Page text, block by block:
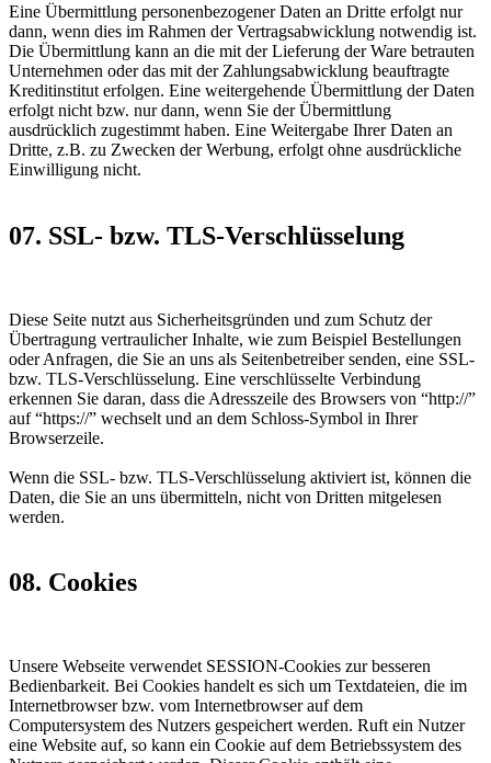
Eine Übermittlung personenbezogener Daten an Dritte erfolgt nur
dann, wenn dies im Rahmen der Vertragsabwicklung notwendig ist.
Die Übermittlung kann an die mit der Lieferung der Ware betrauten
Unternehmen oder das mit der Zahlungsabwicklung beauftragte
Kreditinstitut erfolgen. Eine weitergehende Übermittlung der Daten
erfolgt nicht bzw. nur dann, wenn Sie der Übermittlung
ausdrücklich zugestimmt haben. Eine Weitergabe Ihrer Daten an
Dritte, z.B. zu Zwecken der Werbung, erfolgt ohne ausdrückliche
Einwilligung nicht.
07. SSL- bzw. TLS-Verschlüsselung
Diese Seite nutzt aus Sicherheitsgründen und zum Schutz der
Übertragung vertraulicher Inhalte, wie zum Beispiel Bestellungen
oder Anfragen, die Sie an uns als Seitenbetreiber senden, eine SSL-
bzw. TLS-Verschlüsselung. Eine verschlüsselte Verbindung
erkennen Sie daran, dass die Adresszeile des Browsers von “http://”
auf “https://” wechselt und an dem Schloss-Symbol in Ihrer
Browserzeile.
Wenn die SSL- bzw. TLS-Verschlüsselung aktiviert ist, können die
Daten, die Sie an uns übermitteln, nicht von Dritten mitgelesen
werden.
08. Cookies
Unsere Webseite verwendet SESSION-Cookies zur besseren
Bedienbarkeit. Bei Cookies handelt es sich um Textdateien, die im
Internetbrowser bzw. vom Internetbrowser auf dem
Computersystem des Nutzers gespeichert werden. Ruft ein Nutzer
eine Website auf, so kann ein Cookie auf dem Betriebssystem des